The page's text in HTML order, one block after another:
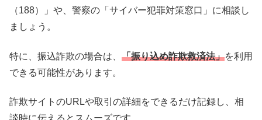
（188）」や、警察の「サイバー犯罪対策窓口」に相談し
ましょう。
特に、振込詐欺の場合は、 「振り込め詐欺救済法」を利用
できる可能性があります。
詐欺サイトのURLや取引の詳細をできるだけ記録し、相